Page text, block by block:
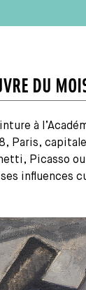
DU
à
Paris,
Picasso ou
influences